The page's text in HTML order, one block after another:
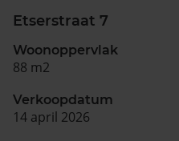
Etserstraat 7
Woonoppervlak
88 m2
Verkoopdatum
14 april 2026